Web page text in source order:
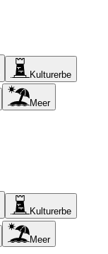
Kulturerbe
Meer
Kulturerbe
Meer